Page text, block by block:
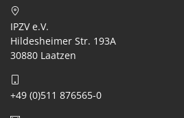
IPZV e.V.
Hildesheimer Str. 193A
30880 Laatzen
+49 (0)511 876565-0